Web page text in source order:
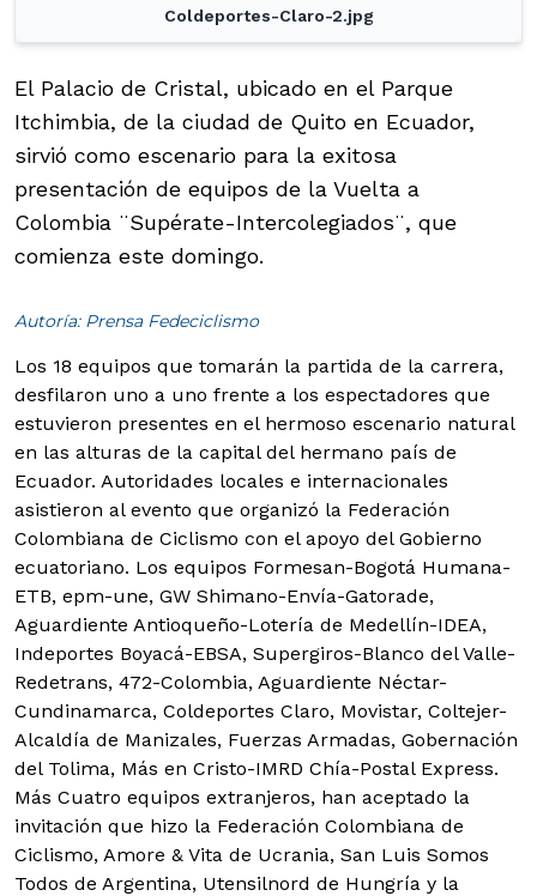
Coldeportes-Claro-2.jpg
El Palacio de Cristal, ubicado en el Parque
Itchimbia, de la ciudad de Quito en Ecuador,
sirvió como escenario para la exitosa
presentación de equipos de la Vuelta a
Colombia ¨Supérate-Intercolegiados¨, que
comienza este domingo.
Autoría: Prensa Fedeciclismo
Los 18 equipos que tomarán la partida de la carrera,
desfilaron uno a uno frente a los espectadores que
estuvieron presentes en el hermoso escenario natural
en las alturas de la capital del hermano país de
Ecuador. Autoridades locales e internacionales
asistieron al evento que organizó la Federación
Colombiana de Ciclismo con el apoyo del Gobierno
ecuatoriano. Los equipos Formesan-Bogotá Humana-
ETB, epm-une, GW Shimano-Envía-Gatorade,
Aguardiente Antioqueño-Lotería de Medellín-IDEA,
Indeportes Boyacá-EBSA, Supergiros-Blanco del Valle-
Redetrans, 472-Colombia, Aguardiente Néctar-
Cundinamarca, Coldeportes Claro, Movistar, Coltejer-
Alcaldía de Manizales, Fuerzas Armadas, Gobernación
del Tolima, Más en Cristo-IMRD Chía-Postal Express.
Más Cuatro equipos extranjeros, han aceptado la
invitación que hizo la Federación Colombiana de
Ciclismo, Amore & Vita de Ucrania, San Luis Somos
Todos de Argentina, Utensilnord de Hungría y la